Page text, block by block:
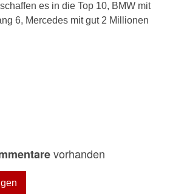
es in die Top 10, BMW mit
6, Mercedes mit gut 2 Millionen
vorhanden